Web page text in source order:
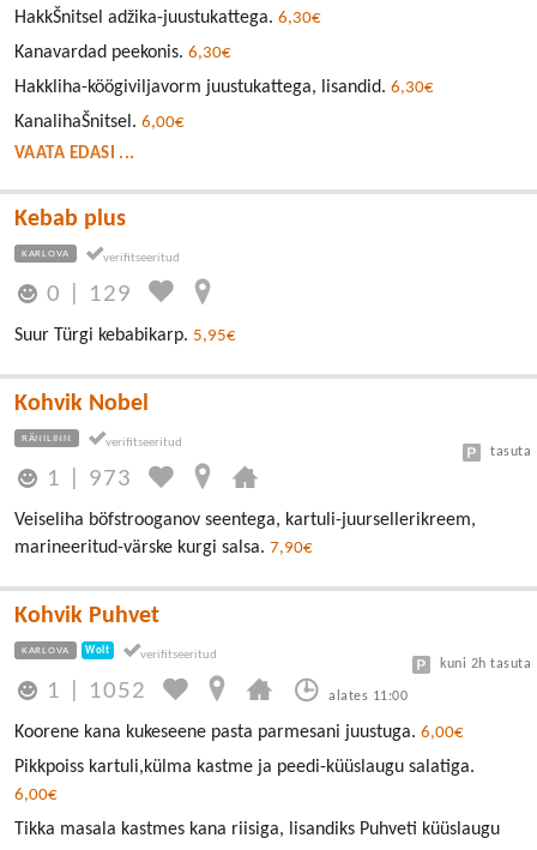
HakkŠnitsel adžika-juustukattega. 6,30€
Kanavardad peekonis. 6,30€
Hakkliha-köögiviljavorm juustukattega, lisandid. 6,30€
KanalihaŠnitsel. 6,00€
VAATA EDASI ...
Kebab plus
KARLOVA
0 129
Suur Türgi kebabikarp. 5,95€
Kohvik Nobel
RÄNILINN
1 973
tasuta
Veiseliha böfstrooganov seentega, kartuli-juursellerikreem,
marineeritud-värske kurgi salsa. 7,90€
Kohvik Puhvet
KARLOVA Wolt
1 1052 alates 11:00
kuni 2h tasuta
Koorene kana kukeseene pasta parmesani juustuga. 6,00€
Pikkpoiss kartuli,külma kastme ja peedi-küüslaugu salatiga.
6,00€
Tikka masala kastmes kana riisiga, lisandiks Puhveti küüslaugu